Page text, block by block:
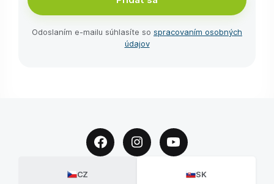
Odoslaním e-⁠mailu súhlasíte so spracovaním osobných
údajov
CZ SK